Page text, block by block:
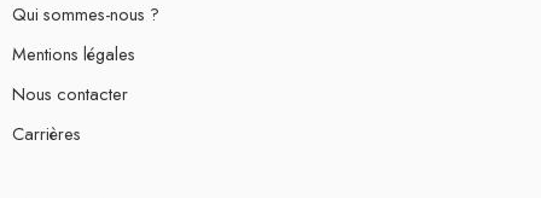
Qui sommes-nous ?
Mentions légales
Nous contacter
Carrières